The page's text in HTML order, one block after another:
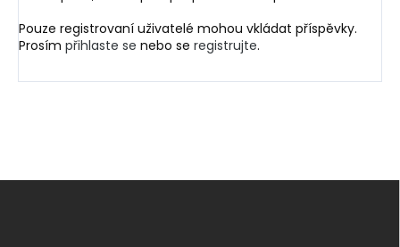
Pouze registrovaní uživatelé mohou vkládat příspěvky.
Prosím přihlaste se nebo se registrujte.